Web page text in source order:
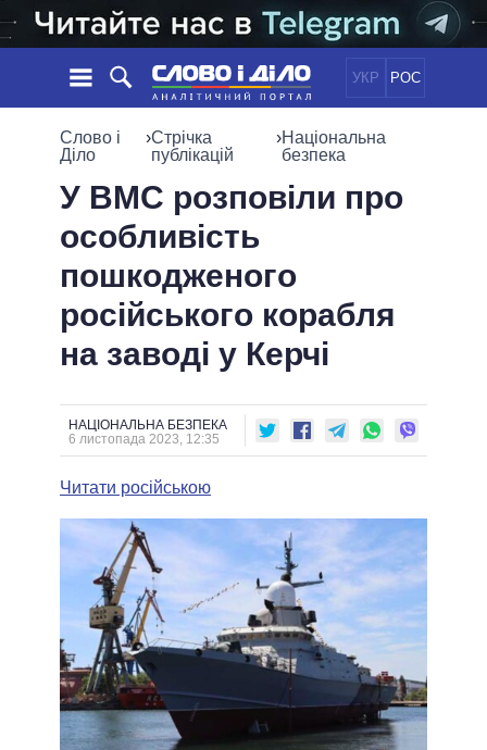
УКР РОС
НОВИНИ
СТРІЧКА
СТАТТІ
ДУМКИ
ОГЛЯДИ
ДАЙДЖЕСТИ
ПОЛІТИКА
СВІТ
ОБIЦЯНКИ
ПОЛIТИКИ
УСІ ПОЛІТИКИ
ПРЕЗИДЕНТ І ОФІС
ВЕРХОВНА РАДА
КАБІНЕТ МІНІСТРІВ
ГОЛОВИ ОБЛАДМІНІСТРАЦІЙ
МЕРИ МІСТ
ІНФОГРАФІКА
ВІДЕО
ПІДТРИМАТИ
ПОРІВНЯННЯ ПОЛІТИКІВ
Слово і
Діло
›Стрічка
публікацій
›Національна
безпека
У ВМС розповіли про
особливість
пошкодженого
російського корабля
на заводі у Керчі
НАЦІОНАЛЬНА БЕЗПЕКА
6 листопада 2023, 12:35
Читати російською